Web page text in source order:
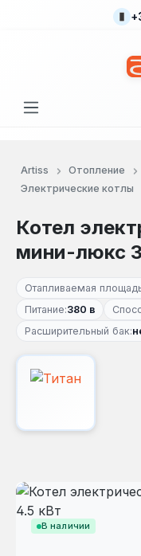
Перейти к
Artiss Отопление
Электрические котлы
Котел
мини-люкс
Отапливаемая
Питание:380 в
Расширительный бак:
В наличии
Пропустить